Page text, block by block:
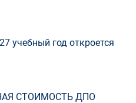
учебный год откроется
СТОИМОСТЬ ДПО